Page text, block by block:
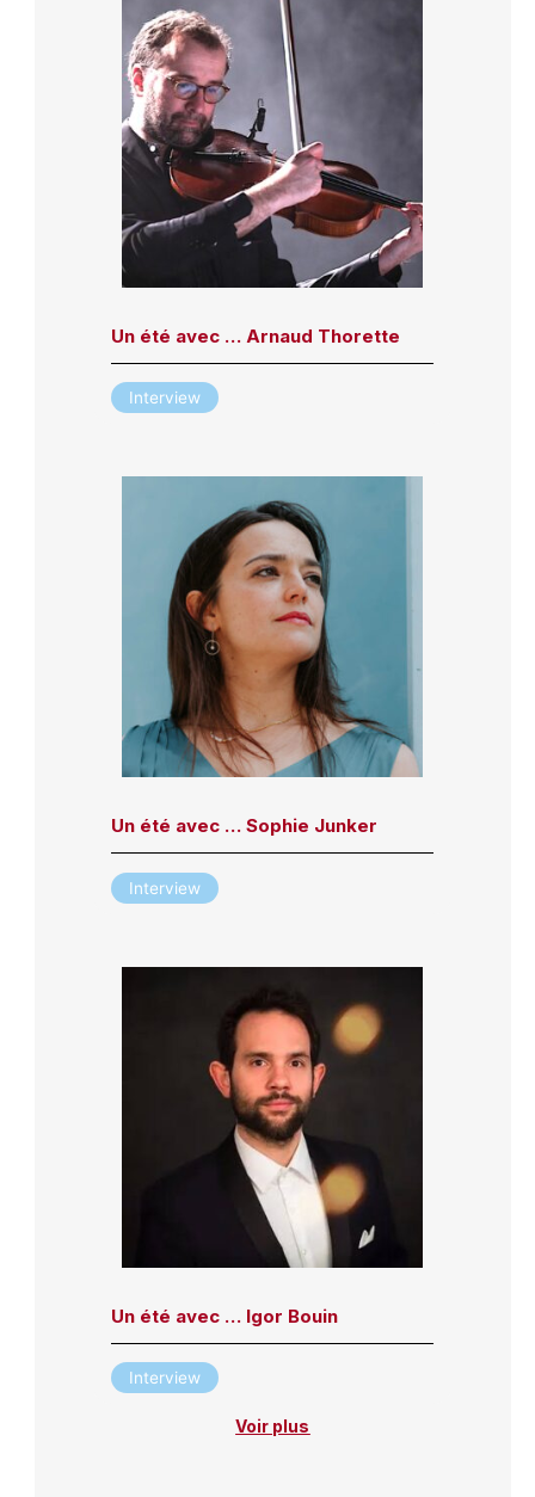
Un été avec … Arnaud Thorette
Interview
Un été avec … Sophie Junker
Interview
Un été avec … Igor Bouin
Interview
Voir plus